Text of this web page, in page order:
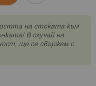
на стоката към
В случай на
ще се свържем с